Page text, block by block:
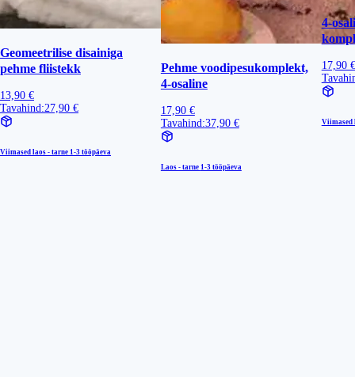
Geomeetrilise disainiga
pehme fliistekk
13,90 €
Tavahind:27,90 €
Viimased laos - tarne 1-3 tööpäeva
Pehme voodipesukomplekt,
4-osaline
17,90 €
Tavahind:37,90 €
Laos - tarne 1-3 tööpäeva
4-
17,90 €
Viimased